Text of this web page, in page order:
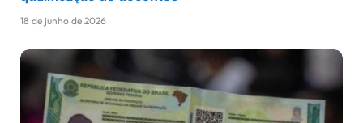
18 de junho de 2026